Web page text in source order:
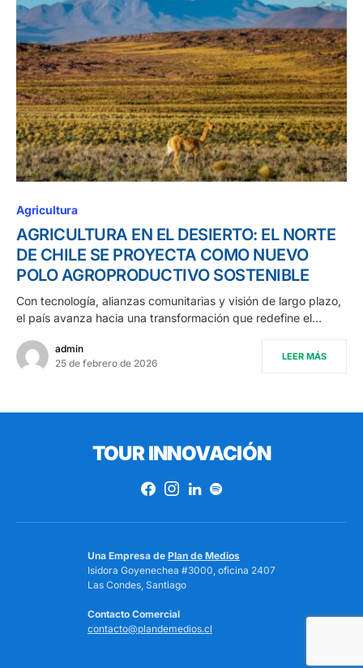
Agricultura
AGRICULTURA EN EL DESIERTO: EL NORTE
DE CHILE SE PROYECTA COMO NUEVO
POLO AGROPRODUCTIVO SOSTENIBLE
Con tecnología, alianzas comunitarias y visión de largo plazo,
el país avanza hacia una transformación que redefine el…
admin
25 de febrero de 2026
LEER MÁS
TOUR INNOVACIÓN
Una Empresa de Plan de Medios
Isidora Goyenechea #3000, oficina 2407
Las Condes, Santiago
Contacto Comercial
contacto@plandemedios.cl